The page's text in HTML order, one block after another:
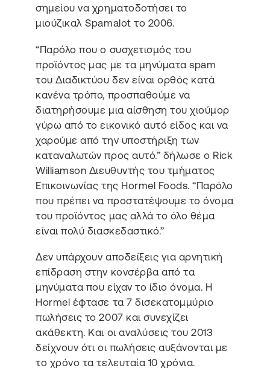
σημείου να χρηματοδοτήσει το
μιούζικαλ Spamalot το 2006.
“Παρόλο που ο συσχετισμός του
προϊόντος μας με τα μηνύματα spam
του Διαδικτύου δεν είναι ορθός κατά
κανένα τρόπο, προσπαθούμε να
διατηρήσουμε μια αίσθηση του χιούμορ
γύρω από το εικονικό αυτό είδος και να
χαρούμε από την υποστήριξη των
καταναλωτών προς αυτό.” δήλωσε ο Rick
Williamson Διευθυντής του τμήματος
Επικοινωνίας της Hormel Foods. “Παρόλο
που πρέπει να προστατέψουμε το όνομα
του προϊόντος μας αλλά το όλο θέμα
είναι πολύ διασκεδαστικό.”
Δεν υπάρχουν αποδείξεις για αρνητική
επίδραση στην κονσέρβα από τα
μηνύματα που είχαν το ίδιο όνομα. Η
Hormel έφτασε τα 7 δισεκατομμύριο
πωλήσεις το 2007 και συνεχίζει
ακάθεκτη. Και οι αναλύσεις του 2013
δείχνουν ότι οι πωλήσεις αυξάνονται με
το χρόνο τα τελευταία 10 χρόνια.